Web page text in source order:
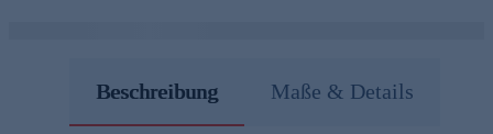
Beschreibung Maße & Details